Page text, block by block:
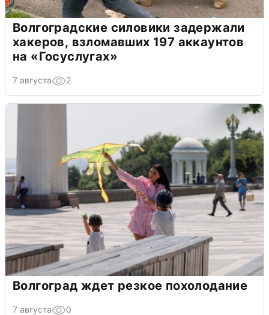
Волгоградские силовики задержали
хакеров, взломавших 197 аккаунтов
на «Госуслугах»
7 августа 2
Волгоград ждет резкое похолодание
7 августа 0